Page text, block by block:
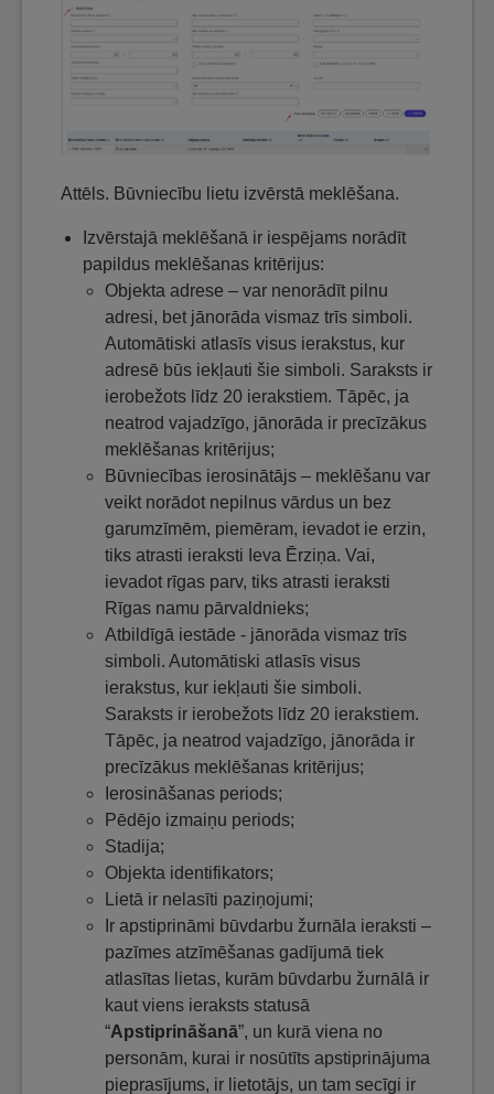
Attēls. Būvniecību lietu izvērstā meklēšana.
Izvērstajā meklēšanā ir iespējams norādīt
papildus meklēšanas kritērijus:
Objekta adrese – var nenorādīt pilnu
adresi, bet jānorāda vismaz trīs simboli.
Automātiski atlasīs visus ierakstus, kur
adresē būs iekļauti šie simboli. Saraksts ir
ierobežots līdz 20 ierakstiem. Tāpēc, ja
neatrod vajadzīgo, jānorāda ir precīzākus
meklēšanas kritērijus;
Būvniecības ierosinātājs – meklēšanu var
veikt norādot nepilnus vārdus un bez
garumzīmēm, piemēram, ievadot ie erzin,
tiks atrasti ieraksti Ieva Ērziņa. Vai,
ievadot rīgas parv, tiks atrasti ieraksti
Rīgas namu pārvaldnieks;
Atbildīgā iestāde - jānorāda vismaz trīs
simboli. Automātiski atlasīs visus
ierakstus, kur iekļauti šie simboli.
Saraksts ir ierobežots līdz 20 ierakstiem.
Tāpēc, ja neatrod vajadzīgo, jānorāda ir
precīzākus meklēšanas kritērijus;
Ierosināšanas periods;
Pēdējo izmaiņu periods;
Stadija;
Objekta identifikators;
Lietā ir nelasīti paziņojumi;
Ir apstiprināmi būvdarbu žurnāla ieraksti –
pazīmes atzīmēšanas gadījumā tiek
atlasītas lietas, kurām būvdarbu žurnālā ir
kaut viens ieraksts statusā
“Apstiprināšanā”, un kurā viena no
personām, kurai ir nosūtīts apstiprinājuma
pieprasījums, ir lietotājs, un tam secīgi ir